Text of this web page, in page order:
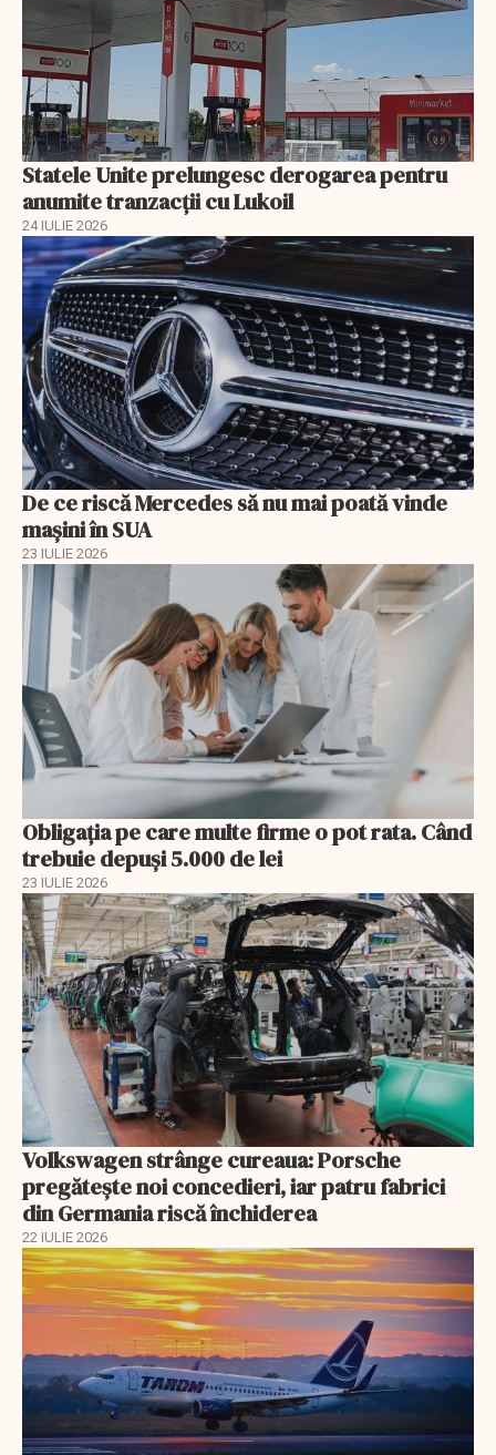
Statele Unite prelungesc derogarea pentru
anumite tranzacții cu Lukoil
24 IULIE 2026
De ce riscă Mercedes să nu mai poată vinde
mașini în SUA
23 IULIE 2026
Obligația pe care multe firme o pot rata. Când
trebuie depuși 5.000 de lei
23 IULIE 2026
Volkswagen strânge cureaua: Porsche
pregătește noi concedieri, iar patru fabrici
din Germania riscă închiderea
22 IULIE 2026